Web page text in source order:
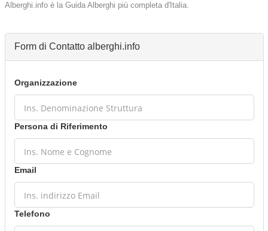
Alberghi.info è la Guida Alberghi più completa d'Italia.
Form di Contatto alberghi.info
Organizzazione
Persona di Riferimento
Email
Telefono